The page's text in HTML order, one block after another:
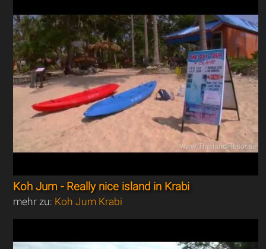
Koh Jum - Really nice island in Krabi
mehr zu: Koh Jum Krabi